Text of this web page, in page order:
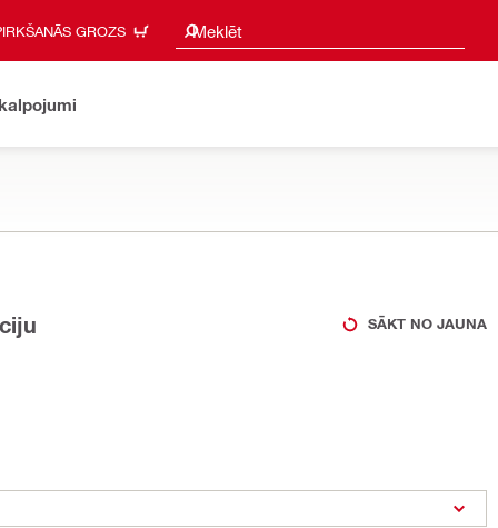
GROZS Meklēt
Meklēšanas ieteikumi
SĀKT NO JAUNA